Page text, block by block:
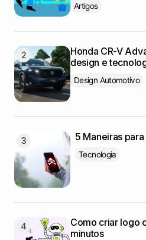
Artigos
Honda CR-V
design e
Design Automotivo
5 Maneiras
Tecnologia
Como criar logo
minutos